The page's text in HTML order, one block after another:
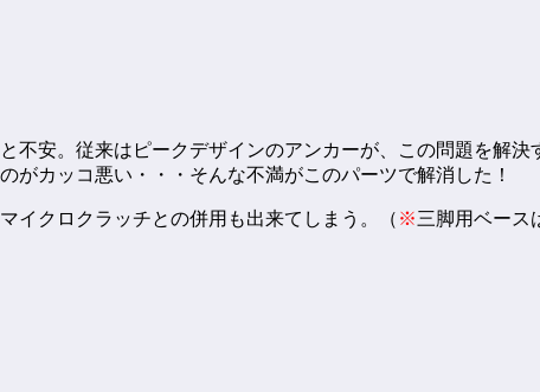
不安。従来はピークデザインのアンカーが、この問題を解
カッコ悪い・・・そんな不満がこのパーツで解消した！
イクロクラッチとの併用も出来てしまう。（ ※三脚用ベース